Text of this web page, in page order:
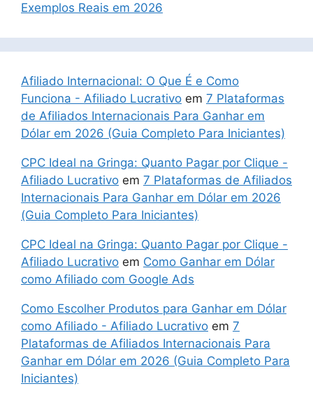
Exemplos Reais em 2026
Afiliado Internacional: O Que É e Como
Funciona - Afiliado Lucrativo em 7 Plataformas
de Afiliados Internacionais Para Ganhar em
Dólar em 2026 (Guia Completo Para Iniciantes)
CPC Ideal na Gringa: Quanto Pagar por Clique -
Afiliado Lucrativo em 7 Plataformas de Afiliados
Internacionais Para Ganhar em Dólar em 2026
(Guia Completo Para Iniciantes)
CPC Ideal na Gringa: Quanto Pagar por Clique -
Afiliado Lucrativo em Como Ganhar em Dólar
como Afiliado com Google Ads
Como Escolher Produtos para Ganhar em Dólar
como Afiliado - Afiliado Lucrativo em 7
Plataformas de Afiliados Internacionais Para
Ganhar em Dólar em 2026 (Guia Completo Para
Iniciantes)